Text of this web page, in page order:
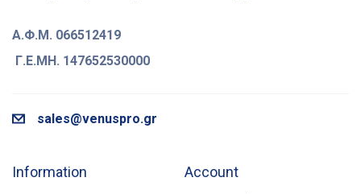
Α.Φ.Μ. 066512419
Γ.Ε.ΜΗ. 147652530000
sales@venuspro.gr
Information Account